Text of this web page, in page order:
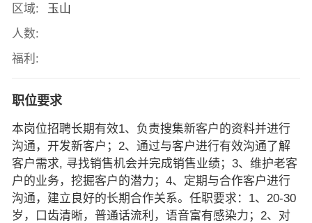
区域:
玉山
人数:
福利:
职位要求
本岗位招聘长期有效1、负责搜集新客户的资料并进行
沟通，开发新客户；2、通过与客户进行有效沟通了解
客户需求, 寻找销售机会并完成销售业绩；3、维护老客
户的业务，挖掘客户的潜力；4、定期与合作客户进行
沟通，建立良好的长期合作关系。任职要求：1、20-30
岁，口齿清晰，普通话流利，语音富有感染力；2、对